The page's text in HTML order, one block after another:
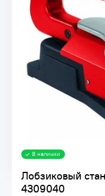
Лобзиковый
4309040
В наличии